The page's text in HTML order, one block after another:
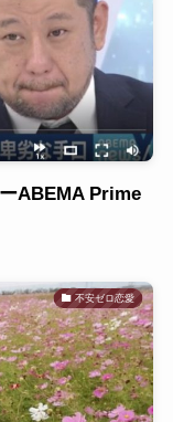
ABEMA Prime
不安ゼロ恋愛